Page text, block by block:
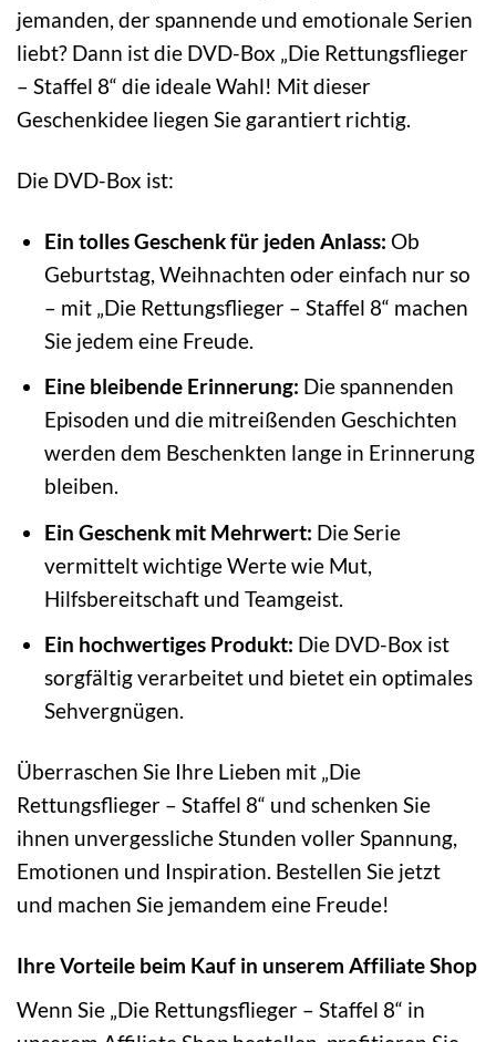
jemanden, der spannende und emotionale Serien
liebt? Dann ist die DVD-Box „Die Rettungsflieger
– Staffel 8“ die ideale Wahl! Mit dieser
Geschenkidee liegen Sie garantiert richtig.
Die DVD-Box ist:
Ein tolles Geschenk für jeden Anlass: Ob
Geburtstag, Weihnachten oder einfach nur so
– mit „Die Rettungsflieger – Staffel 8“ machen
Sie jedem eine Freude.
Eine bleibende Erinnerung: Die spannenden
Episoden und die mitreißenden Geschichten
werden dem Beschenkten lange in Erinnerung
bleiben.
Ein Geschenk mit Mehrwert: Die Serie
vermittelt wichtige Werte wie Mut,
Hilfsbereitschaft und Teamgeist.
Ein hochwertiges Produkt: Die DVD-Box ist
sorgfältig verarbeitet und bietet ein optimales
Sehvergnügen.
Überraschen Sie Ihre Lieben mit „Die
Rettungsflieger – Staffel 8“ und schenken Sie
ihnen unvergessliche Stunden voller Spannung,
Emotionen und Inspiration. Bestellen Sie jetzt
und machen Sie jemandem eine Freude!
Ihre Vorteile beim Kauf in unserem Affiliate Shop
Wenn Sie „Die Rettungsflieger – Staffel 8“ in